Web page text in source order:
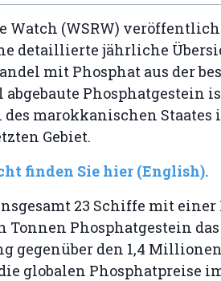
Watch (WSRW)
detaillierte jährliche
mit Phosphat aus der
Phosphatgestein
marokkanischen Staates
Gebiet.
finden Sie hier (English).
23 Schiffe mit einer
Phosphatgestein das
gegenüber den 1,4
globalen Phosphatpreise